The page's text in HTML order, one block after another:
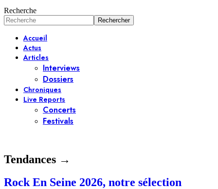
Recherche
Accueil
Actus
Articles
Interviews
Dossiers
Chroniques
Live Reports
Concerts
Festivals
Tendances →
Rock En Seine 2026, notre sélection